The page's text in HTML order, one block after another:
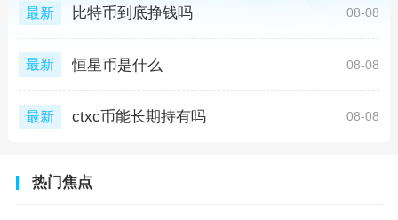
最新 比特币到底挣钱吗 08-08
最新 恒星币是什么 08-08
最新 ctxc币能长期持有吗 08-08
热门焦点